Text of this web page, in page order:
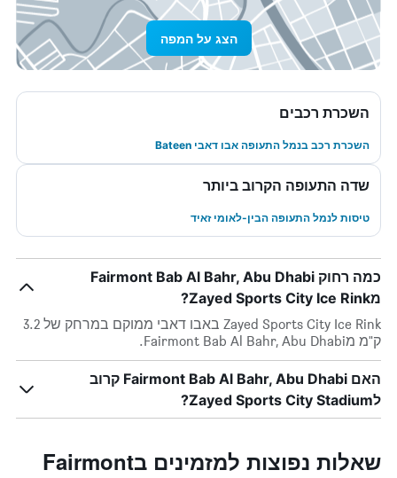
הצג על המפה
השכרת רכבים
השכרת רכב בנמל התעופה אבו דאבי Bateen
שדה התעופה הקרוב ביותר
טיסות לנמל התעופה הבין-לאומי זאיד
כמה רחוק Fairmont Bab Al Bahr, Abu Dhabi
מZayed Sports City Ice Rink?
Zayed Sports City Ice Rink באבו דאבי ממוקם במרחק של 3.2
ק"מ מFairmont Bab Al Bahr, Abu Dhabi.
האם Fairmont Bab Al Bahr, Abu Dhabi קרוב
לZayed Sports City Stadium?
שאלות נפוצות למזמינים בFairmont